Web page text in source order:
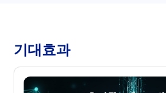
기대효과